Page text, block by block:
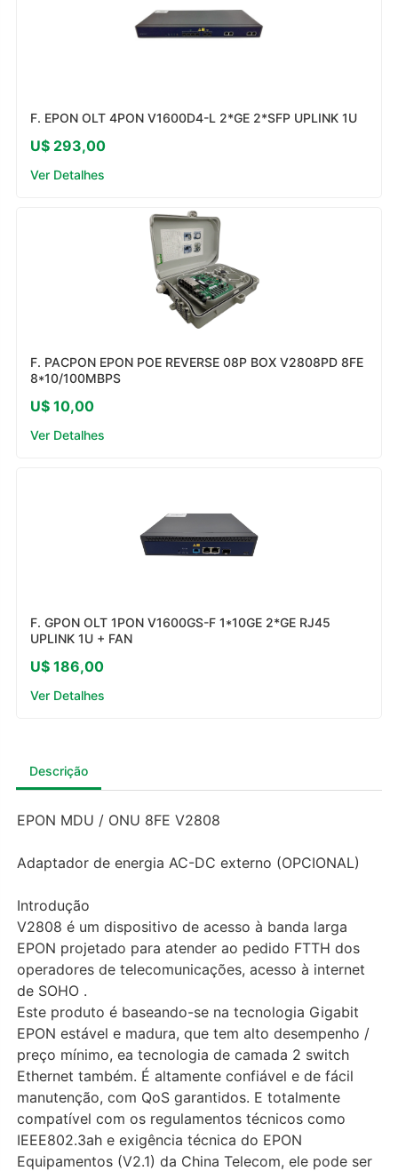
F. EPON OLT 4PON V1600D4-L 2*GE 2*SFP UPLINK 1U
U$ 293,00
Ver Detalhes
F. PACPON EPON POE REVERSE 08P BOX V2808PD 8FE
8*10/100MBPS
U$ 10,00
Ver Detalhes
F. GPON OLT 1PON V1600GS-F 1*10GE 2*GE RJ45
UPLINK 1U + FAN
U$ 186,00
Ver Detalhes
Descrição
EPON MDU / ONU 8FE V2808
Adaptador de energia AC-DC externo (OPCIONAL)
Introdução
V2808 é um dispositivo de acesso à banda larga
EPON projetado para atender ao pedido FTTH dos
operadores de telecomunicações, acesso à internet
de SOHO .
Este produto é baseando-se na tecnologia Gigabit
EPON estável e madura, que tem alto desempenho /
preço mínimo, ea tecnologia de camada 2 switch
Ethernet também. É altamente confiável e de fácil
manutenção, com QoS garantidos. E totalmente
compatível com os regulamentos técnicos como
IEEE802.3ah e exigência técnica do EPON
Equipamentos (V2.1) da China Telecom, ele pode ser